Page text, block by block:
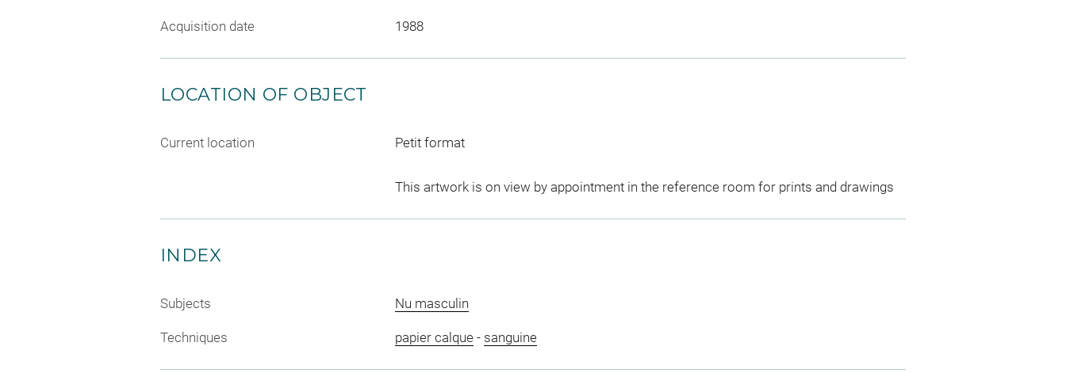
Acquisition date 1988
LOCATION OF OBJECT
Current location Petit format
This artwork is on view by appointment in the reference room for prints and drawings
INDEX
Subjects Nu masculin
Techniques papier calque- sanguine